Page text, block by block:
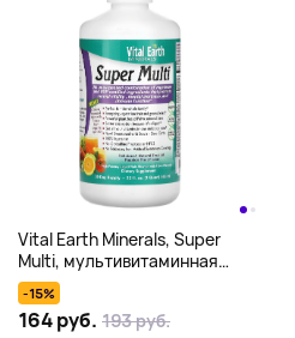
Vital Earth Minerals, Super
Multi, мультивитаминная
добавка, натуральный вкус
тропического мандарина,
946 мл (32 жидк. унции)
-15%
164 руб. 193 руб.